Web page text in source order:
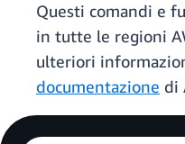
Questi comandi e
in tutte le regioni
ulteriori
documentazione di